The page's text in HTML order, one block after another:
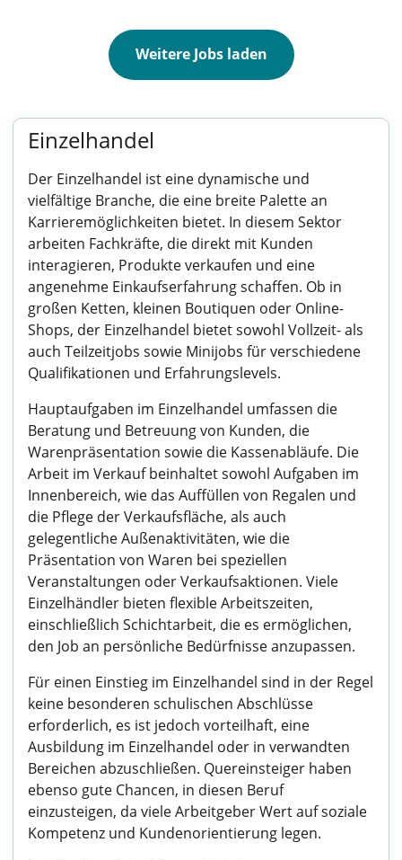
Weitere Jobs laden
Einzelhandel
Der Einzelhandel ist eine dynamische und
vielfältige Branche, die eine breite Palette an
Karrieremöglichkeiten bietet. In diesem Sektor
arbeiten Fachkräfte, die direkt mit Kunden
interagieren, Produkte verkaufen und eine
angenehme Einkaufserfahrung schaffen. Ob in
großen Ketten, kleinen Boutiquen oder Online-
Shops, der Einzelhandel bietet sowohl Vollzeit- als
auch Teilzeitjobs sowie Minijobs für verschiedene
Qualifikationen und Erfahrungslevels.
Hauptaufgaben im Einzelhandel umfassen die
Beratung und Betreuung von Kunden, die
Warenpräsentation sowie die Kassenabläufe. Die
Arbeit im Verkauf beinhaltet sowohl Aufgaben im
Innenbereich, wie das Auffüllen von Regalen und
die Pflege der Verkaufsfläche, als auch
gelegentliche Außenaktivitäten, wie die
Präsentation von Waren bei speziellen
Veranstaltungen oder Verkaufsaktionen. Viele
Einzelhändler bieten flexible Arbeitszeiten,
einschließlich Schichtarbeit, die es ermöglichen,
den Job an persönliche Bedürfnisse anzupassen.
Für einen Einstieg im Einzelhandel sind in der Regel
keine besonderen schulischen Abschlüsse
erforderlich, es ist jedoch vorteilhaft, eine
Ausbildung im Einzelhandel oder in verwandten
Bereichen abzuschließen. Quereinsteiger haben
ebenso gute Chancen, in diesen Beruf
einzusteigen, da viele Arbeitgeber Wert auf soziale
Kompetenz und Kundenorientierung legen.